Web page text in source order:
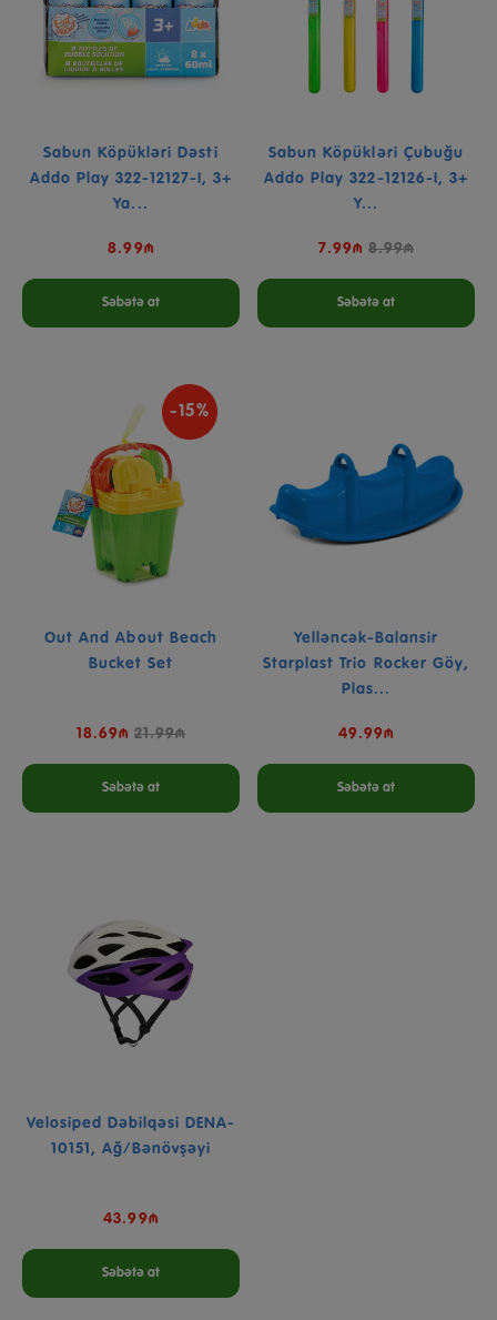
Sabun Köpükləri Dəsti
Addo Play 322-12127-I, 3+
Ya...
8.99₼
Səbətə at
Sabun Köpükləri Çubuğu
Addo Play 322-12126-I, 3+
Y...
7.99₼ 8.99₼
Səbətə at
-15%
Out And About Beach
Bucket Set
18.69₼ 21.99₼
Səbətə at
Yelləncək-Balansir
Starplast Trio Rocker Göy,
Plas...
49.99₼
Səbətə at
Velosiped Dəbilqəsi DENA-
10151, Ağ/bənövşəyi
43.99₼
Səbətə at